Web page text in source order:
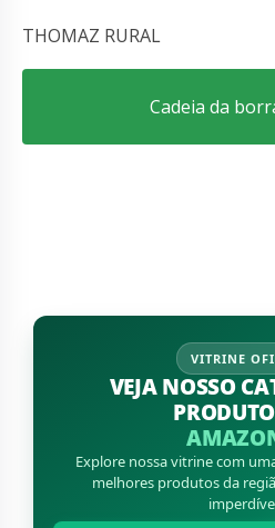
THOMAZ RURAL
Cadeia da
VITRINE
VEJA NOSSO
Explore nossa vitrine com
melhores produtos da